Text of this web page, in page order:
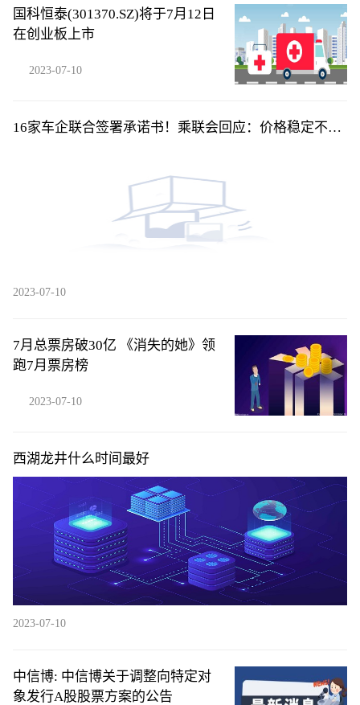
国科恒泰(301370.SZ)将于7月12日
在创业板上市
2023-07-10
16家车企联合签署承诺书！乘联会回应：价格稳定不是
2023-07-10
7月总票房破30亿 《消失的她》领
跑7月票房榜
2023-07-10
西湖龙井什么时间最好
2023-07-10
中信博: 中信博关于调整向特定对
象发行A股股票方案的公告